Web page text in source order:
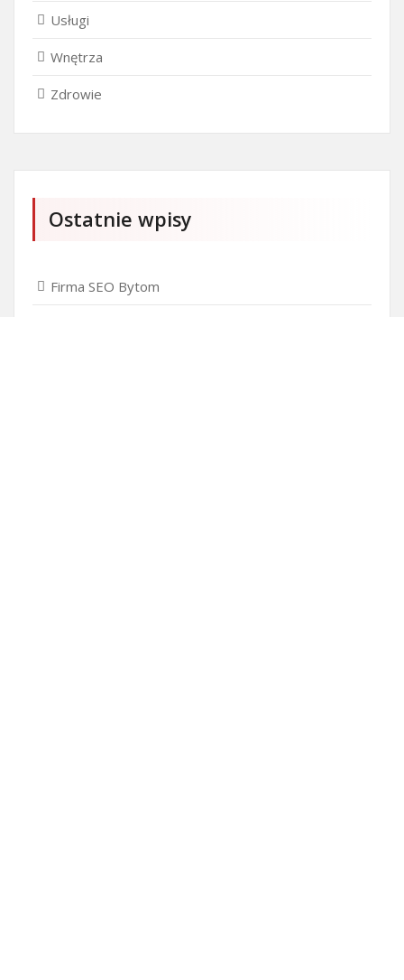
Usługi
Wnętrza
Zdrowie
Ostatnie wpisy
Firma SEO Bytom